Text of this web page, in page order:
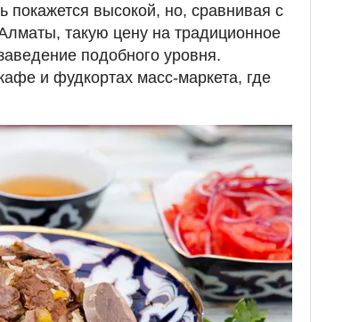
покажется высокой, но, сравнивая с
такую цену на традиционное
подобного уровня.
и фудкортах масс-маркета, где